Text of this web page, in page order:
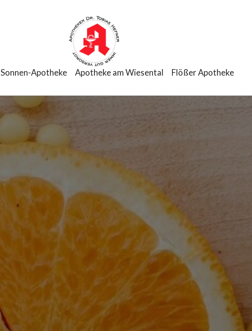
Sonnen-Apotheke Apotheke am Wiesental Flößer Apotheke